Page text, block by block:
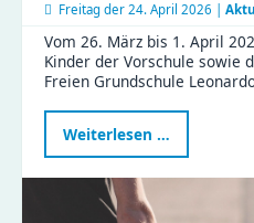
Freitag der 24. April 2026 |
Vom 26. März bis 1. April
Kinder der Vorschule sowie
Freien Grundschule
Weiterlesen …
–